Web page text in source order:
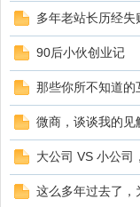
多年老站长历经
90后小伙创业记
那些你所不知道的
微商，谈谈我的见
大公司 VS 小公司
这么多年过去了，